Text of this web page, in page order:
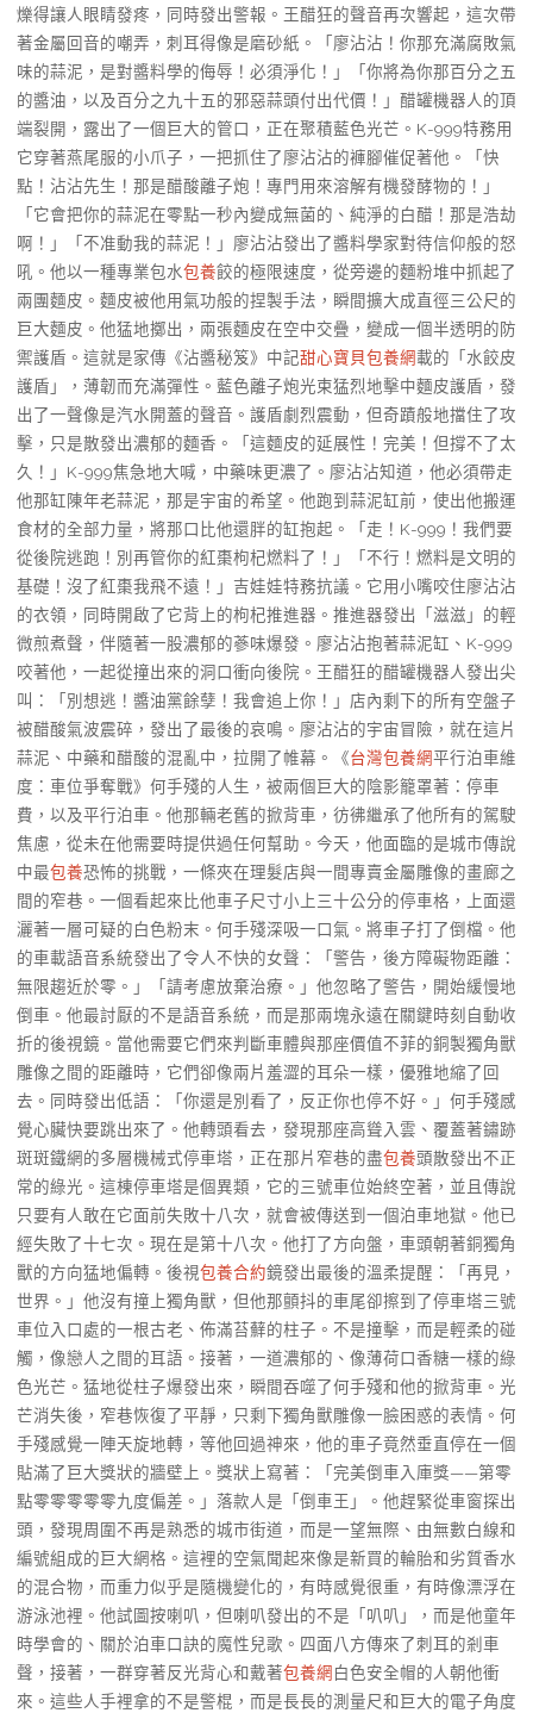
爍得讓人眼睛發疼，同時發出警報。王醋狂的聲音再次響起，這次帶
著金屬回音的嘲弄，刺耳得像是磨砂紙。「廖沾沾！你那充滿腐敗氣
味的蒜泥，是對醬料學的侮辱！必須淨化！」「你將為你那百分之五
的醬油，以及百分之九十五的邪惡蒜頭付出代價！」醋罐機器人的頂
端裂開，露出了一個巨大的管口，正在聚積藍色光芒。K-999特務用
它穿著燕尾服的小爪子，一把抓住了廖沾沾的褲腳催促著他。「快
點！沾沾先生！那是醋酸離子炮！專門用來溶解有機發酵物的！」
「它會把你的蒜泥在零點一秒內變成無菌的、純淨的白醋！那是浩劫
啊！」「不准動我的蒜泥！」廖沾沾發出了醬料學家對待信仰般的怒
吼。他以一種專業包水包養餃的極限速度，從旁邊的麵粉堆中抓起了
兩團麵皮。麵皮被他用氣功般的捏製手法，瞬間擴大成直徑三公尺的
巨大麵皮。他猛地擲出，兩張麵皮在空中交疊，變成一個半透明的防
禦護盾。這就是家傳《沾醬秘笈》中記甜心寶貝包養網載的「水餃皮
護盾」，薄韌而充滿彈性。藍色離子炮光束猛烈地擊中麵皮護盾，發
出了一聲像是汽水開蓋的聲音。護盾劇烈震動，但奇蹟般地擋住了攻
擊，只是散發出濃郁的麵香。「這麵皮的延展性！完美！但撐不了太
久！」K-999焦急地大喊，中藥味更濃了。廖沾沾知道，他必須帶走
他那缸陳年老蒜泥，那是宇宙的希望。他跑到蒜泥缸前，使出他搬運
食材的全部力量，將那口比他還胖的缸抱起。「走！K-999！我們要
從後院逃跑！別再管你的紅棗枸杞燃料了！」「不行！燃料是文明的
基礎！沒了紅棗我飛不遠！」吉娃娃特務抗議。它用小嘴咬住廖沾沾
的衣領，同時開啟了它背上的枸杞推進器。推進器發出「滋滋」的輕
微煎煮聲，伴隨著一股濃郁的蔘味爆發。廖沾沾抱著蒜泥缸、K-999
咬著他，一起從撞出來的洞口衝向後院。王醋狂的醋罐機器人發出尖
叫：「別想逃！醬油黨餘孽！我會追上你！」店內剩下的所有空盤子
被醋酸氣波震碎，發出了最後的哀鳴。廖沾沾的宇宙冒險，就在這片
蒜泥、中藥和醋酸的混亂中，拉開了帷幕。《台灣包養網平行泊車維
度：車位爭奪戰》何手殘的人生，被兩個巨大的陰影籠罩著：停車
費，以及平行泊車。他那輛老舊的掀背車，彷彿繼承了他所有的駕駛
焦慮，從未在他需要時提供過任何幫助。今天，他面臨的是城市傳說
中最包養恐怖的挑戰，一條夾在理髮店與一間專賣金屬雕像的畫廊之
間的窄巷。一個看起來比他車子尺寸小上三十公分的停車格，上面還
灑著一層可疑的白色粉末。何手殘深吸一口氣。將車子打了倒檔。他
的車載語音系統發出了令人不快的女聲：「警告，後方障礙物距離：
無限趨近於零。」「請考慮放棄治療。」他忽略了警告，開始緩慢地
倒車。他最討厭的不是語音系統，而是那兩塊永遠在關鍵時刻自動收
折的後視鏡。當他需要它們來判斷車體與那座價值不菲的銅製獨角獸
雕像之間的距離時，它們卻像兩片羞澀的耳朵一樣，優雅地縮了回
去。同時發出低語：「你還是別看了，反正你也停不好。」何手殘感
覺心臟快要跳出來了。他轉頭看去，發現那座高聳入雲、覆蓋著鏽跡
斑斑鐵網的多層機械式停車塔，正在那片窄巷的盡包養頭散發出不正
常的綠光。這棟停車塔是個異類，它的三號車位始終空著，並且傳說
只要有人敢在它面前失敗十八次，就會被傳送到一個泊車地獄。他已
經失敗了十七次。現在是第十八次。他打了方向盤，車頭朝著銅獨角
獸的方向猛地偏轉。後視包養合約鏡發出最後的溫柔提醒：「再見，
世界。」他沒有撞上獨角獸，但他那顫抖的車尾卻擦到了停車塔三號
車位入口處的一根古老、佈滿苔蘚的柱子。不是撞擊，而是輕柔的碰
觸，像戀人之間的耳語。接著，一道濃郁的、像薄荷口香糖一樣的綠
色光芒。猛地從柱子爆發出來，瞬間吞噬了何手殘和他的掀背車。光
芒消失後，窄巷恢復了平靜，只剩下獨角獸雕像一臉困惑的表情。何
手殘感覺一陣天旋地轉，等他回過神來，他的車子竟然垂直停在一個
貼滿了巨大獎狀的牆壁上。獎狀上寫著：「完美倒車入庫獎——第零
點零零零零零九度偏差。」落款人是「倒車王」。他趕緊從車窗探出
頭，發現周圍不再是熟悉的城市街道，而是一望無際、由無數白線和
編號組成的巨大網格。這裡的空氣聞起來像是新買的輪胎和劣質香水
的混合物，而重力似乎是隨機變化的，有時感覺很重，有時像漂浮在
游泳池裡。他試圖按喇叭，但喇叭發出的不是「叭叭」，而是他童年
時學會的、關於泊車口訣的魔性兒歌。四面八方傳來了刺耳的剎車
聲，接著，一群穿著反光背心和戴著包養網白色安全帽的人朝他衝
來。這些人手裡拿的不是警棍，而是長長的測量尺和巨大的電子角度